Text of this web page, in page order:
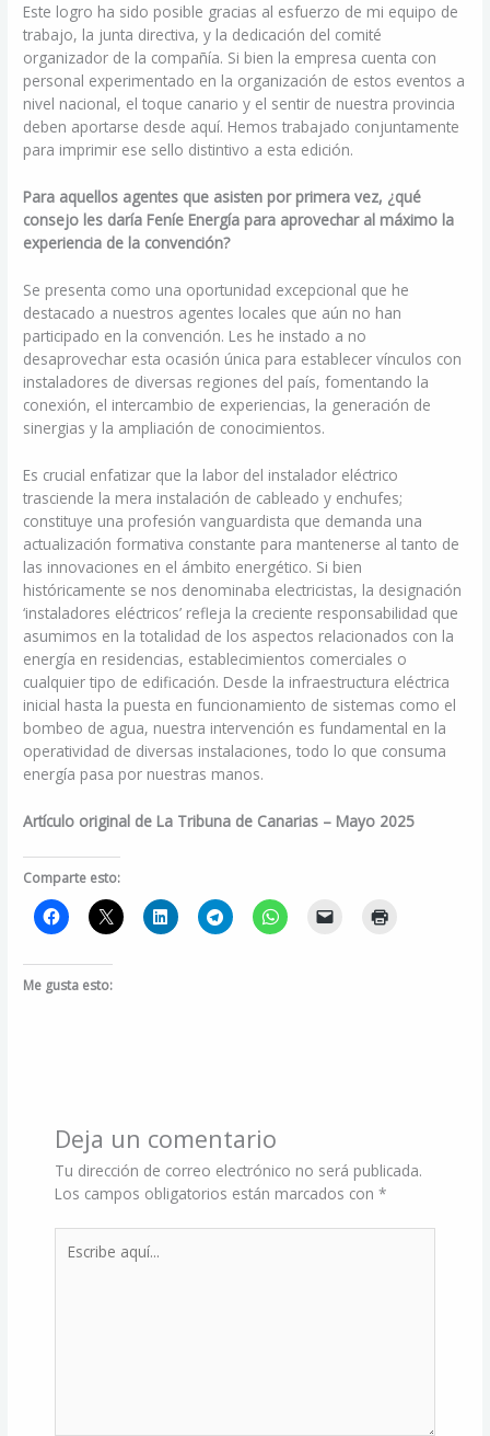
Este logro ha sido posible gracias al esfuerzo de mi equipo de
trabajo, la junta directiva, y la dedicación del comité
organizador de la compañía. Si bien la empresa cuenta con
personal experimentado en la organización de estos eventos a
nivel nacional, el toque canario y el sentir de nuestra provincia
deben aportarse desde aquí. Hemos trabajado conjuntamente
para imprimir ese sello distintivo a esta edición.
Para aquellos agentes que asisten por primera vez, ¿qué
consejo les daría Feníe Energía para aprovechar al máximo la
experiencia de la convención?
Se presenta como una oportunidad excepcional que he
destacado a nuestros agentes locales que aún no han
participado en la convención. Les he instado a no
desaprovechar esta ocasión única para establecer vínculos con
instaladores de diversas regiones del país, fomentando la
conexión, el intercambio de experiencias, la generación de
sinergias y la ampliación de conocimientos.
Es crucial enfatizar que la labor del instalador eléctrico
trasciende la mera instalación de cableado y enchufes;
constituye una profesión vanguardista que demanda una
actualización formativa constante para mantenerse al tanto de
las innovaciones en el ámbito energético. Si bien
históricamente se nos denominaba electricistas, la designación
‘instaladores eléctricos’ refleja la creciente responsabilidad que
asumimos en la totalidad de los aspectos relacionados con la
energía en residencias, establecimientos comerciales o
cualquier tipo de edificación. Desde la infraestructura eléctrica
inicial hasta la puesta en funcionamiento de sistemas como el
bombeo de agua, nuestra intervención es fundamental en la
operatividad de diversas instalaciones, todo lo que consuma
energía pasa por nuestras manos.
Artículo original de La Tribuna de Canarias – Mayo 2025
Comparte esto:
Me gusta esto:
Deja un comentario
Tu dirección de correo electrónico no será publicada.
Los campos obligatorios están marcados con*
aquí...